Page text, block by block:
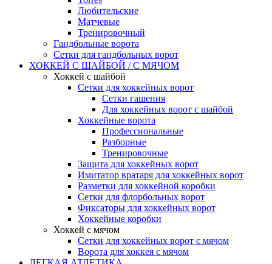
Любительские
Матчевые
Тренировочный
Гандбольные ворота
Сетки для гандбольных ворот
ХОККЕЙ С ШАЙБОЙ / С МЯЧОМ
Хоккей с шайбой
Сетки для хоккейных ворот
Сетки гашения
Для хоккейных ворот с шайбой
Хоккейные ворота
Профессиональные
Разборные
Тренировочные
Защита для хоккейных ворот
Имитатор вратаря для хоккейных ворот
Разметки для хоккейной коробки
Сетки для флорбольных ворот
Фиксаторы для хоккейных ворот
Хоккейные коробки
Хоккей с мячом
Сетки для хоккейных ворот с мячом
Ворота для хоккея с мячом